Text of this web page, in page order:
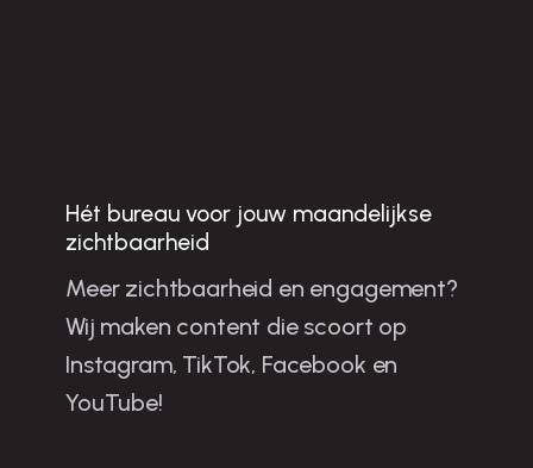
Jo
u
w
b
u
sin
e
ss
la
te
n
g
ro
e
ie
n
m
e
t sh
o
rt-fo
rm
o
n
te
n
t in
u
n
sc
h
o
te
n
Hét bureau voor jouw maandelijkse
zichtbaarheid
Meer zichtbaarheid en engagement?
Wij maken content die scoort op
Instagram, TikTok, Facebook en
YouTube!